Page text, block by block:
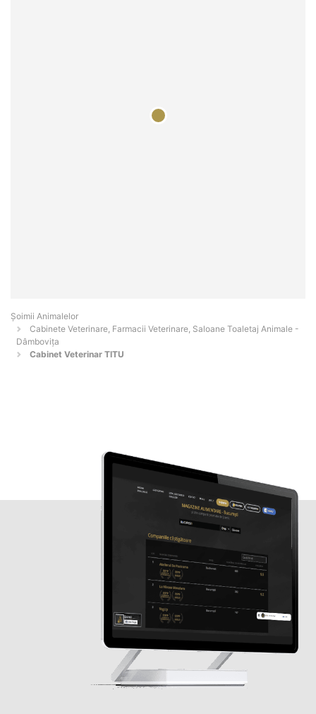
Şoimii Animalelor
Cabinete Veterinare, Farmacii Veterinare, Saloane Toaletaj Animale -
Dâmboviţa
Cabinet Veterinar TITU